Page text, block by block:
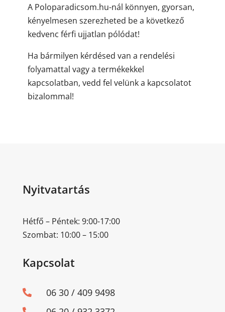
A Poloparadicsom.hu-nál könnyen, gyorsan,
kényelmesen szerezheted be a következő
kedvenc férfi ujjatlan pólódat!
Ha bármilyen kérdésed van a rendelési
folyamattal vagy a termékekkel
kapcsolatban, vedd fel velünk a kapcsolatot
bizalommal!
Nyitvatartás
Hétfő – Péntek: 9:00-17:00
Szombat: 10:00 – 15:00
Kapcsolat
 06 30 / 409 9498